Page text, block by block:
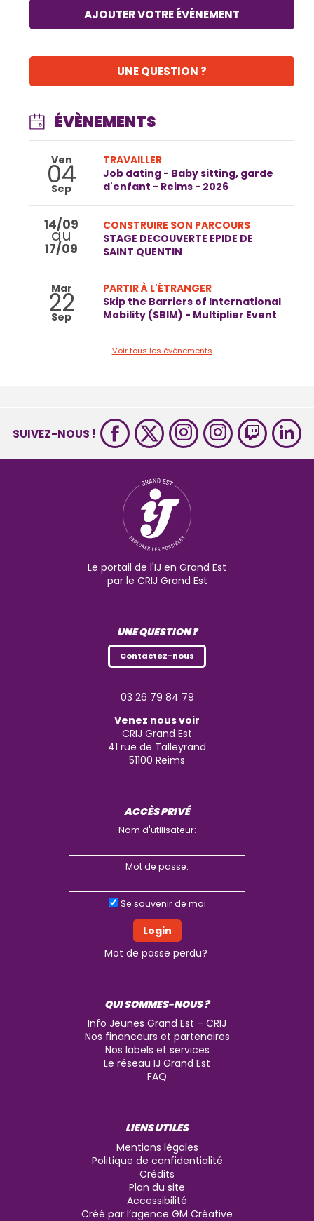
AJOUTER VOTRE ÉVÉNEMENT
UNE QUESTION ?
ÉVÈNEMENTS
Ven
04
Sep
TRAVAILLER
Job dating - Baby sitting, garde
d'enfant - Reims - 2026
14/09
au
17/09
CONSTRUIRE SON PARCOURS
STAGE DECOUVERTE EPIDE DE
SAINT QUENTIN
Mar
22
Sep
PARTIR À L'ÉTRANGER
Skip the Barriers of International
Mobility (SBIM) - Multiplier Event
Voir tous les évènements
SUIVEZ-NOUS !
Le portail de l'IJ en Grand Est
par le CRIJ Grand Est
UNE QUESTION ?
Contactez-nous
03 26 79 84 79
Venez nous voir
CRIJ Grand Est
41 rue de Talleyrand
51100 Reims
ACCÈS PRIVÉ
Nom d'utilisateur:
Mot de passe:
Se souvenir de moi
Mot de passe perdu?
QUI SOMMES-NOUS ?
Info Jeunes Grand Est – CRIJ
Nos financeurs et partenaires
Nos labels et services
Le réseau IJ Grand Est
FAQ
LIENS UTILES
Mentions légales
Politique de confidentialité
Crédits
Plan du site
Accessibilité
Créé par l’agence GM Créative